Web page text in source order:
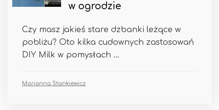
w ogrodzie
Czy masz jakieś stare dzbanki leżące w
pobliżu? Oto kilka cudownych zastosowań
DIY Milk w pomysłach ...
Marianna Stankiewicz